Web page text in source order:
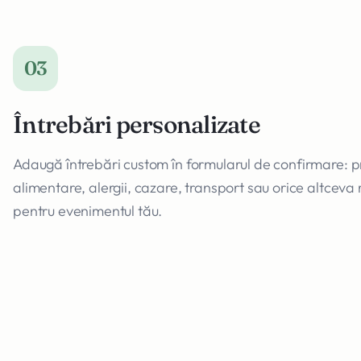
03
Întrebări personalizate
Adaugă întrebări custom în formularul de confirmare:
alimentare, alergii, cazare, transport sau orice altceva
pentru evenimentul tău.